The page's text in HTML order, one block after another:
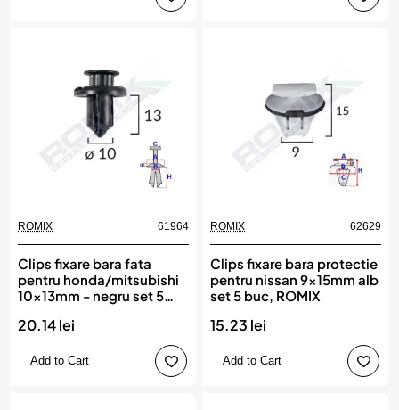
ROMIX 61964
Clips fixare bara fata
pentru honda/mitsubishi
10x13mm - negru set 5
20.14 lei
Add to Cart
ROMIX 62629
Clips fixare bara protectie
pentru nissan 9x15mm alb
set 5 buc, ROMIX
15.23 lei
Add to Cart